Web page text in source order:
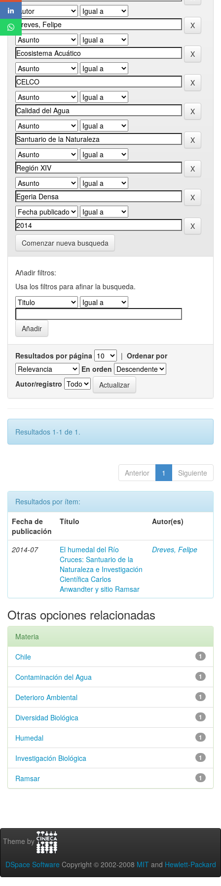
Comenzar nueva busqueda
Añadir filtros:
Usa los filtros para afinar la busqueda.
Resultados por página | Ordenar por
En orden
Autor/registro
Resultados 1-1 de 1.
Anterior 1 Siguiente
Resultados por ítem:
Fecha de
publicación
Título Autor(es)
2014-07
El humedal del Río
Cruces: Santuario de la
Naturaleza e Investigación
Científica Carlos
Anwandter y sitio Ramsar
Dreves, Felipe
Otras opciones relacionadas
Materia
1
Chile
1
Contaminación del Agua
1
Deterioro Ambiental
1
Diversidad Biológica
1
Humedal
1
Investigación Biológica
1
Ramsar
Theme by
DSpace Software Copyright © 2002-2008 MIT and Hewlett-Packard